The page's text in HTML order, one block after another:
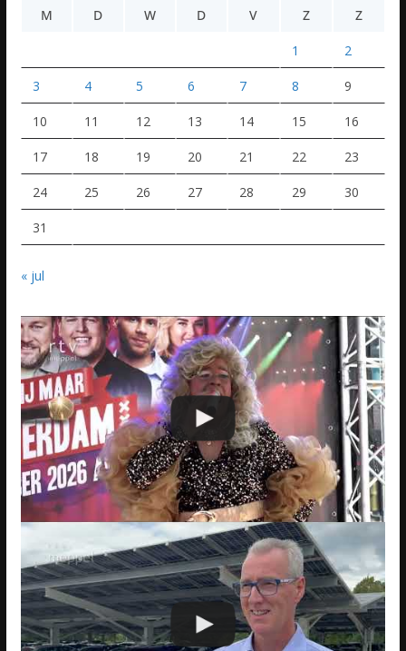
M
D W D V Z Z
1 2
3 4 5 6 7 8 9
10 11 12 13 14 15 16
17 18 19 20 21 22 23
24 25 26 27 28 29 30
31
« jul